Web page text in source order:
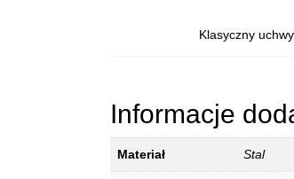
Klasyczny
Informacje
Materiał Stal